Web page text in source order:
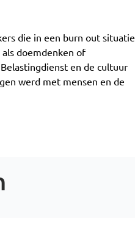
die in een burn out situatie
doemdenken of
en de cultuur
werd met mensen en de